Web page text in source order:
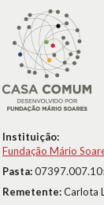
Instituição:
Fundação Mário
Pasta:
Remetente:Carlota